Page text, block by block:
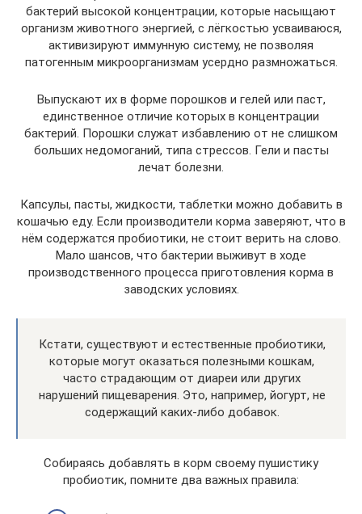
бактерий высокой концентрации, которые насыщают
организм животного энергией, с лёгкостью усваиваюся,
активизируют иммунную систему, не позволяя
патогенным микроорганизмам усердно размножаться.
Выпускают их в форме порошков и гелей или паст,
единственное отличие которых в концентрации
бактерий. Порошки служат избавлению от не слишком
больших недомоганий, типа стрессов. Гели и пасты
лечат болезни.
Капсулы, пасты, жидкости, таблетки можно добавить в
кошачью еду. Если производители корма заверяют, что в
нём содержатся пробиотики, не стоит верить на слово.
Мало шансов, что бактерии выживут в ходе
производственного процесса приготовления корма в
заводских условиях.
Кстати, существуют и естественные пробиотики,
которые могут оказаться полезными кошкам,
часто страдающим от диареи или других
нарушений пищеварения. Это, например, йогурт, не
содержащий каких-либо добавок.
Собираясь добавлять в корм своему пушистику
пробиотик, помните два важных правила: